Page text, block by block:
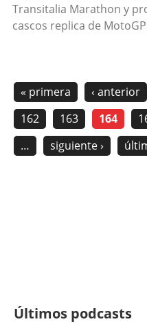
Transitalia Marathon y
cascos replica de
« primera ‹ anterior
162
163 164
…
siguiente ›
Últimos podcasts